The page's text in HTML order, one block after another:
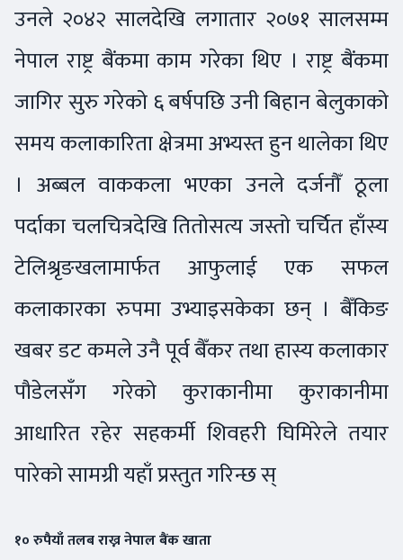
उनले २०४२ सालदेखि लगातार २०७१ सालसम्म
नेपाल राष्ट्र बैंकमा काम गरेका थिए । राष्ट्र बैंकमा
जागिर सुरु गरेको ६ बर्षपछि उनी बिहान बेलुकाको
समय कलाकारिता क्षेत्रमा अभ्यस्त हुन थालेका थिए
। अब्बल वाककला भएका उनले दर्जनौँ ठूला
पर्दाका चलचित्रदेखि तितोसत्य जस्तो चर्चित हाँस्य
टेलिश्रृङखलामार्फत आफुलाई एक सफल
कलाकारका रुपमा उभ्याइसकेका छन् । बैँकिङ
खबर डट कमले उनै पूर्व बैँकर तथा हास्य कलाकार
पौडेलसँग गरेको कुराकानीमा कुराकानीमा
आधारित रहेर सहकर्मी शिवहरी घिमिरेले तयार
पारेको सामग्री यहाँ प्रस्तुत गरिन्छ स्
१० रुपैयाँ तलब राख्न नेपाल बैंक खाता